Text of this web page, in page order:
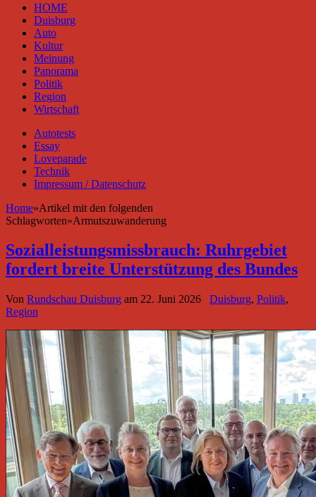
HOME
Duisburg
Auto
Kultur
Meinung
Panorama
Politik
Region
Wirtschaft
Autotests
Essay
Loveparade
Technik
Impressum / Datenschutz
Home»Artikel mit den folgenden
Schlagworten»Armutszuwanderung
Sozialleistungsmissbrauch: Ruhrgebiet
fordert breite Unterstützung des Bundes
Von Rundschau Duisburg am 22. Juni 2026 Duisburg, Politik,
Region